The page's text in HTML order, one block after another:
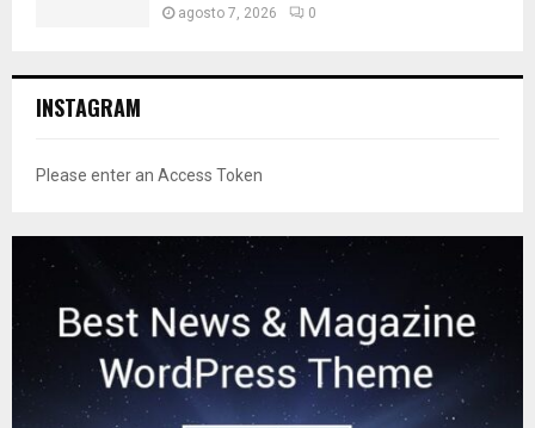
agosto 7, 2026 0
INSTAGRAM
Please enter an Access Token